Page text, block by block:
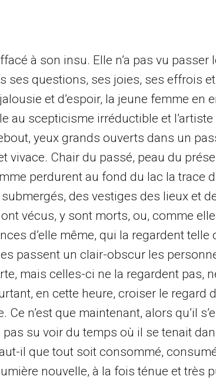
à son insu. Elle n’a pas vu
ses questions, ses joies, ses effrois
et d’espoir, la jeune femme en
au scepticisme irréductible et
yeux grands ouverts dans un
vivace. Chair du passé, peau du
perdurent au fond du lac la trace
des vestiges des lieux et
vécus, y sont morts, ou, comme
d’elle même, qui la regardent telle
passent un clair-obscur les
mais celles-ci ne la regardent pas,
en cette heure, croiser le regard
Ce n’est que maintenant, alors qu’il
pas su voir du temps où il se tenait
il que tout soit consommé,
nouvelle, à la fois ténue et très